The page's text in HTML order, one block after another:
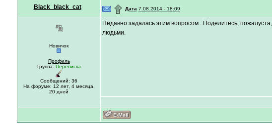
Black_black_cat ۩ Дата 7.08.2014 - 18:09
Новичок
Профиль
Группа: Переписка
Сообщений: 36
На форуме: 12 лет, 4 месяца,
20 дней
Недавно задалась этим вопросом...Поделитесь,
людьми.